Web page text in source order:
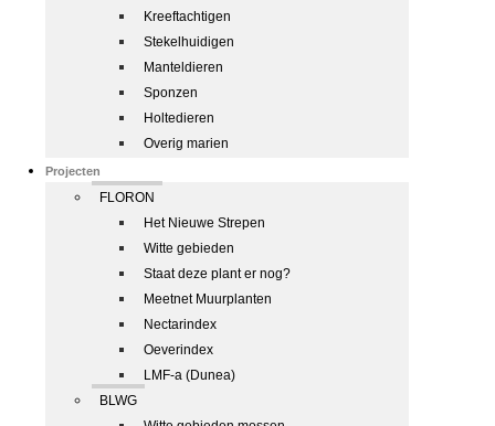
Kreeftachtigen
Stekelhuidigen
Manteldieren
Sponzen
Holtedieren
Overig marien
Projecten
FLORON
Het Nieuwe Strepen
Witte gebieden
Staat deze plant er nog?
Meetnet Muurplanten
Nectarindex
Oeverindex
LMF-a (Dunea)
BLWG